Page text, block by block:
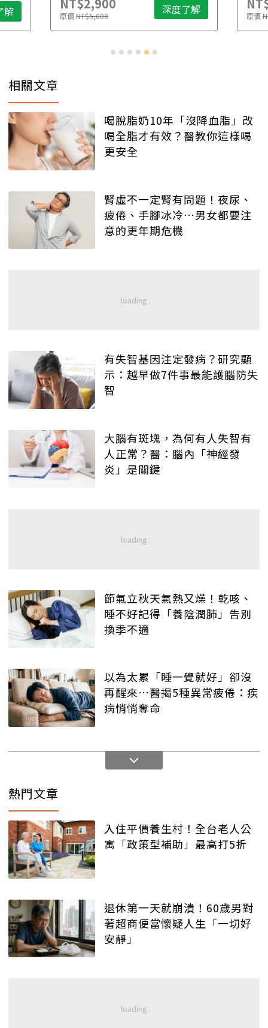
解 原價NT$5,600 深度了解 原價
相關文章
喝脫脂奶10年「沒降血脂」改
喝全脂才有效？醫教你這樣喝
更安全
腎虛不一定腎有問題！夜尿、
疲倦、手腳冰冷…男女都要注
意的更年期危機
有失智基因注定發病？研究顯
示：越早做7件事最能護腦防失
智
大腦有斑塊，為何有人失智有
人正常？醫：腦內「神經發
炎」是關鍵
節氣立秋天氣熱又燥！乾咳、
睡不好記得「養陰潤肺」告別
換季不適
以為太累「睡一覺就好」卻沒
再醒來…醫揭5種異常疲倦：疾
病悄悄奪命
熱門文章
入住平價養生村！全台老人公
寓「政策型補助」最高打5折
退休第一天就崩潰！60歲男對
著超商便當懷疑人生「一切好
安靜」